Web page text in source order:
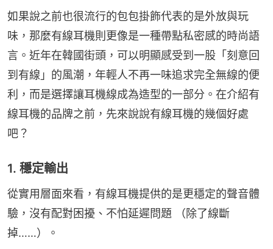
如果說之前也很流行的包包掛飾代表的是外放與玩
味，那麼有線耳機則更像是一種帶點私密感的時尚語
言。近年在韓國街頭，可以明顯感受到一股「刻意回
到有線」的風潮，年輕人不再一味追求完全無線的便
利，而是選擇讓耳機線成為造型的一部分。在介紹有
線耳機的品牌之前，先來說說有線耳機的幾個好處
吧？
1. 穩定輸出
從實用層面來看，有線耳機提供的是更穩定的聲音體
驗，沒有配對困擾、不怕延遲問題 （除了線斷
掉……）。